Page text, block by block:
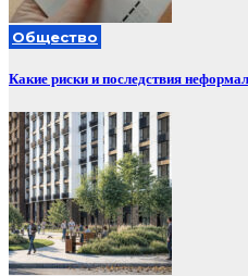
Общество
Какие риски и последствия